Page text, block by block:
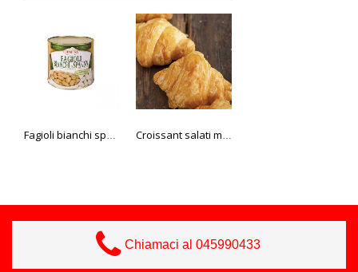
Fagioli bianchi spagna 3 kg Croissant salati mignon cotti 40 pz
Chiamaci al 045990433